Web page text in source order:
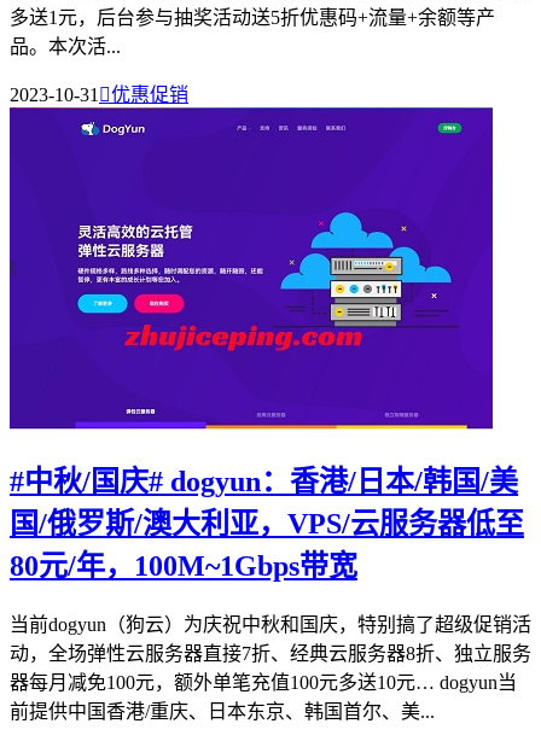
多送1元，后台参与抽奖活动送5折优惠码+流量+余额等产
品。本次活...
2023-10-31 优惠促销
#中秋/国庆# dogyun：香港/日本/韩国/美
国/俄罗斯/澳大利亚，VPS/云服务器低至
80元/年，100M~1Gbps带宽
当前dogyun（狗云）为庆祝中秋和国庆，特别搞了超级促销活
动，全场弹性云服务器直接7折、经典云服务器8折、独立服务
器每月减免100元，额外单笔充值100元多送10元… dogyun当
前提供中国香港/重庆、日本东京、韩国首尔、美...